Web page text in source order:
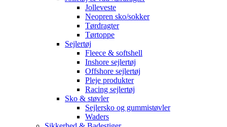
Jolleveste
Neopren sko/sokker
Tørdragter
Tørtoppe
Sejlertøj
Fleece & softshell
Inshore sejlertøj
Offshore sejlertøj
Pleje produkter
Racing sejlertøj
Sko & støvler
Sejlersko og gummistøvler
Waders